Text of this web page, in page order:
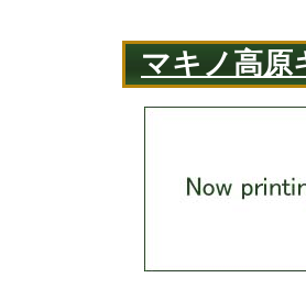
マキノ高原